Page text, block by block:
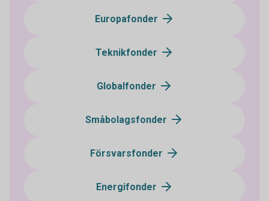
Europafonder
Teknikfonder
Globalfonder
Småbolagsfonder
Försvarsfonder
Energifonder